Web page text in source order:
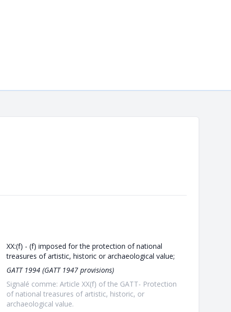
XX:(f) - (f) imposed for the protection of national
treasures of artistic, historic or archaeological value;
GATT 1994 (GATT 1947 provisions)
Signalé comme: Article XX(f) of the GATT- Protection
of national treasures of artistic, historic, or
archaeological value.